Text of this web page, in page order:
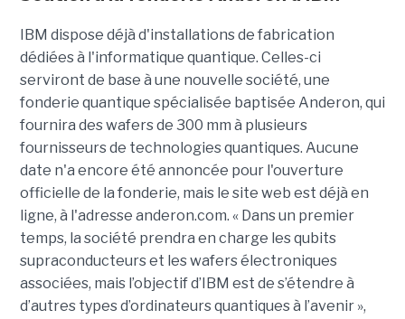
IBM dispose déjà d'installations de fabrication
dédiées à l'informatique quantique. Celles-ci
serviront de base à une nouvelle société, une
fonderie quantique spécialisée baptisée Anderon, qui
fournira des wafers de 300 mm à plusieurs
fournisseurs de technologies quantiques. Aucune
date n'a encore été annoncée pour l'ouverture
officielle de la fonderie, mais le site web est déjà en
ligne, à l'adresse anderon.com. « Dans un premier
temps, la société prendra en charge les qubits
supraconducteurs et les wafers électroniques
associées, mais l’objectif d’IBM est de s’étendre à
d’autres types d’ordinateurs quantiques à l’avenir »,